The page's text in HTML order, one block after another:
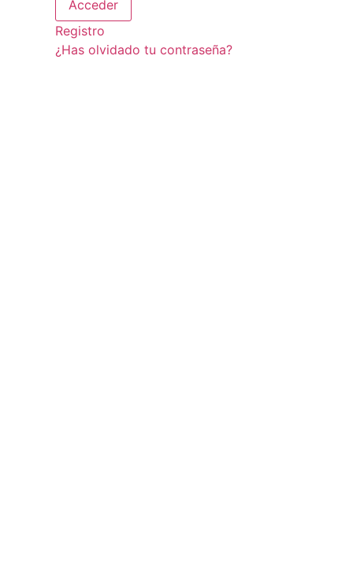
Registro
¿Has olvidado tu contraseña?